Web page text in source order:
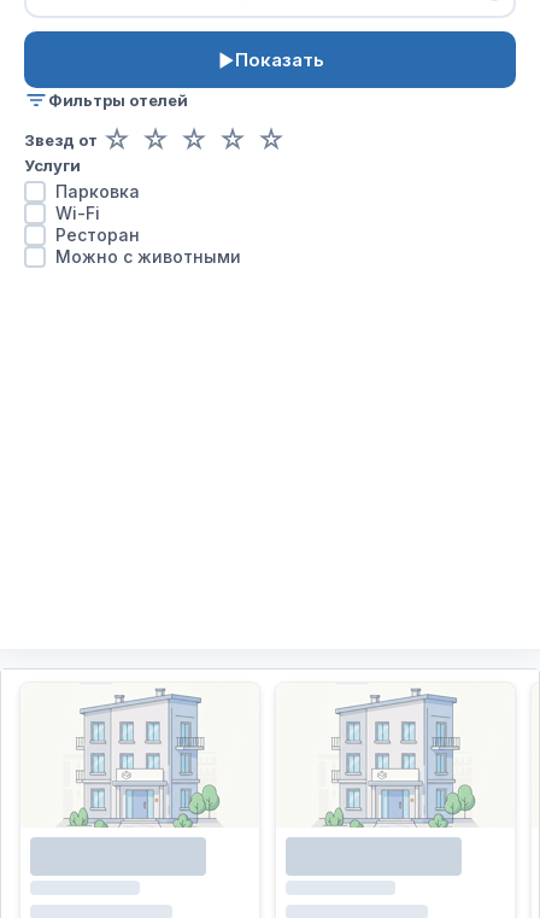
Показать
Фильтры отелей
Звезд от ☆ ☆ ☆ ☆ ☆
Услуги
Парковка
Wi-Fi
Ресторан
Можно с животными